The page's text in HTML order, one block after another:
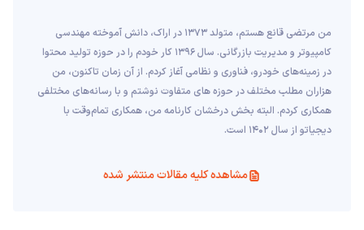
من مرتضی قانع هستم، متولد 1373 در اراک، دانش آموخته مهندسی
کامپیوتر و مدیریت بازرگانی. سال 1396 کار خودم را در حوزه تولید محتوا
در زمینه‌های خودرو، فناوری و نظامی آغاز کردم. از آن زمان تاکنون، من
هزاران مطلب مختلف در حوزه های متفاوت نوشتم و با رسانه‌های مختلفی
همکاری کردم. البته بخش درخشان کارنامه من، همکاری تمام‌وقت با
دیجیاتو از سال 1402 است.
مشاهده کلیه مقالات منتشر شده